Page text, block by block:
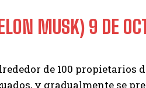
MUSK) 9 DE
de 100 propietarios
y gradualmente se